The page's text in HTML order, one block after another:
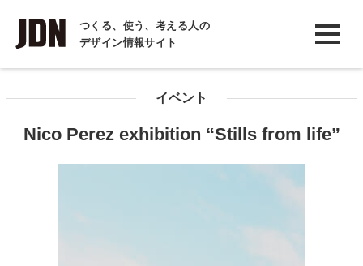
つくる、使う、考える人の
デザイン情報サイト
INTERVIEW
インタビュー
イベント
Nico Perez exhibition “Stills from life”